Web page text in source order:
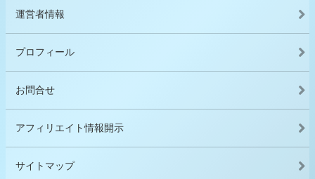
運営者情報
プロフィール
お問合せ
アフィリエイト情報開示
サイトマップ